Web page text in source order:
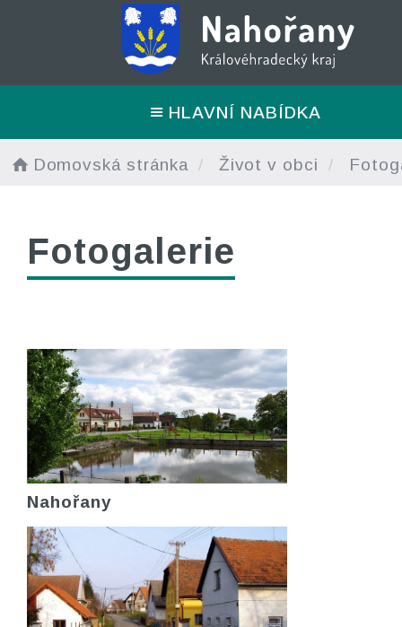
HLAVNÍ NABÍDKA
Domovská stránka Život v obci
Fotogalerie
Nahořany